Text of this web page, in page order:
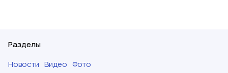
Разделы
Новости Видео Фото